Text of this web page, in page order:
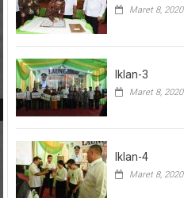
Maret 8, 2020
Iklan-3
Maret 8, 2020
Iklan-4
Maret 8, 2020